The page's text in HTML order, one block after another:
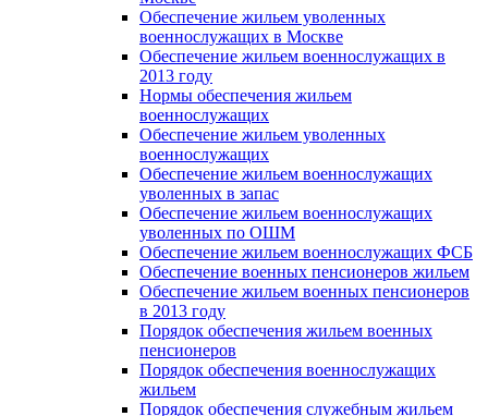
Обеспечение жильем уволенных
военнослужащих в Москве
Обеспечение жильем военнослужащих в
2013 году
Нормы обеспечения жильем
военнослужащих
Обеспечение жильем уволенных
военнослужащих
Обеспечение жильем военнослужащих
уволенных в запас
Обеспечение жильем военнослужащих
уволенных по ОШМ
Обеспечение жильем военнослужащих ФСБ
Обеспечение военных пенсионеров жильем
Обеспечение жильем военных пенсионеров
в 2013 году
Порядок обеспечения жильем военных
пенсионеров
Порядок обеспечения военнослужащих
жильем
Порядок обеспечения служебным жильем